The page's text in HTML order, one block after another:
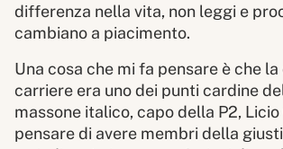
differenza nella vita, non leggi e
cambiano a piacimento.
Una cosa che mi fa pensare è che
carriere era uno dei punti cardine
massone italico, capo della P2,
pensare di avere membri della